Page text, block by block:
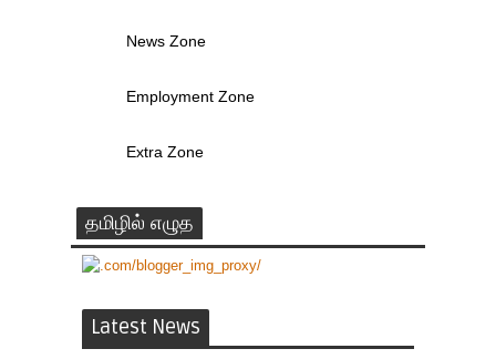
News Zone
Employment Zone
Extra Zone
தமிழில் எழுத
Latest News